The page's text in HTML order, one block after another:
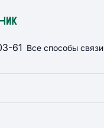
61 Все способы связи